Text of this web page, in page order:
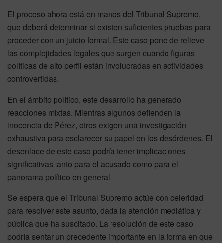
El proceso ahora está en manos del Tribunal Supremo,
que deberá determinar si existen suficientes pruebas para
proceder con un juicio formal. Este caso pone de relieve
las complejidades legales que surgen cuando figuras
políticas de alto perfil están involucradas en actividades
controvertidas.
En el ámbito político, este desarrollo ha generado
reacciones mixtas. Mientras algunos defienden la
inocencia de Pérez, otros exigen una investigación
exhaustiva para esclarecer su papel en los desórdenes. El
desenlace de este caso podría tener implicaciones
significativas tanto para el acusado como para el
panorama político en general.
Se espera que el Tribunal Supremo actúe con celeridad
para resolver este asunto, dada la atención mediática y
pública que ha suscitado. La resolución de este caso
podría sentar un precedente importante en la forma en que